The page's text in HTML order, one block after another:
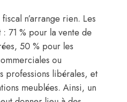
n’arrange rien. Les
: 71 % pour la vente de
50 % pour les
ou
professions libérales, et
meublées. Ainsi, un